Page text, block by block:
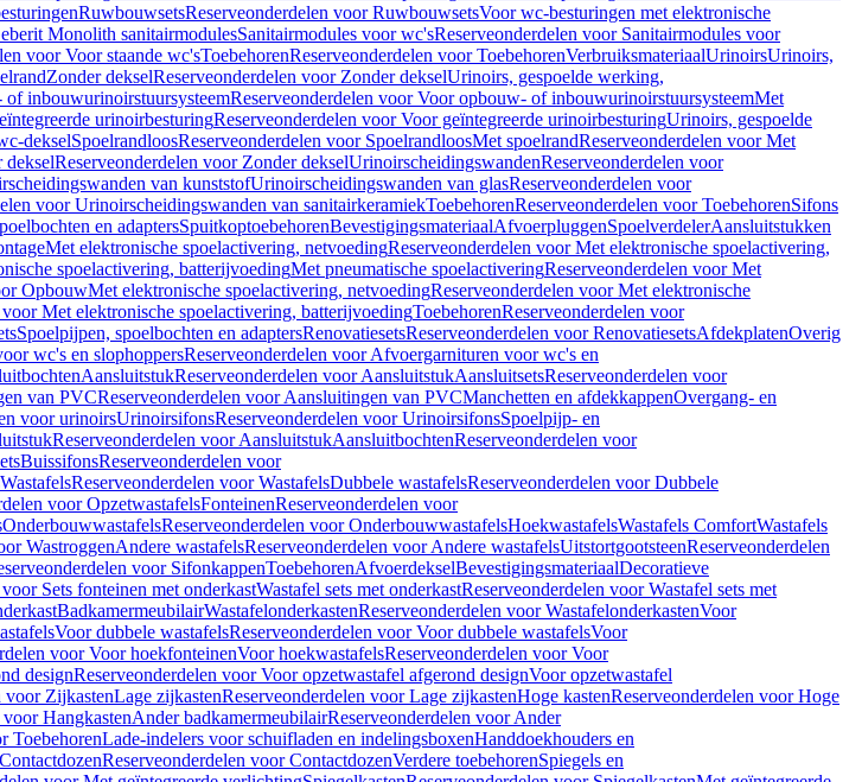
RuwbouwsetsReserveonderdelen voor RuwbouwsetsVoor wc-besturingen met elektronische
Monolith sanitairmodulesSanitairmodules voor wc'sReserveonderdelen voor Sanitairmodules voor
voor Voor staande wc'sToebehorenReserveonderdelen voor ToebehorenVerbruiksmateriaalUrinoirsUrinoirs,
Zonder dekselReserveonderdelen voor Zonder dekselUrinoirs, gespoelde werking,
inbouwurinoirstuursysteemReserveonderdelen voor Voor opbouw- of inbouwurinoirstuursysteemMet
urinoirbesturingReserveonderdelen voor Voor geïntegreerde urinoirbesturingUrinoirs, gespoelde
dekselSpoelrandloosReserveonderdelen voor SpoelrandloosMet spoelrandReserveonderdelen voor Met
dekselReserveonderdelen voor Zonder dekselUrinoirscheidingswandenReserveonderdelen voor
van kunststofUrinoirscheidingswanden van glasReserveonderdelen voor
voor Urinoirscheidingswanden van sanitairkeramiekToebehorenReserveonderdelen voor ToebehorenSifons
en adaptersSpuitkoptoebehorenBevestigingsmateriaalAfvoerpluggenSpoelverdelerAansluitstukken
Met elektronische spoelactivering, netvoedingReserveonderdelen voor Met elektronische spoelactivering,
spoelactivering, batterijvoedingMet pneumatische spoelactiveringReserveonderdelen voor Met
OpbouwMet elektronische spoelactivering, netvoedingReserveonderdelen voor Met elektronische
Met elektronische spoelactivering, batterijvoedingToebehorenReserveonderdelen voor
Spoelpijpen, spoelbochten en adaptersRenovatiesetsReserveonderdelen voor RenovatiesetsAfdekplatenOverig
wc's en slophoppersReserveonderdelen voor Afvoergarnituren voor wc's en
AansluitstukReserveonderdelen voor AansluitstukAansluitsetsReserveonderdelen voor
van PVCReserveonderdelen voor Aansluitingen van PVCManchetten en afdekkappenOvergang- en
voor urinoirsUrinoirsifonsReserveonderdelen voor UrinoirsifonsSpoelpijp- en
Reserveonderdelen voor AansluitstukAansluitbochtenReserveonderdelen voor
BuissifonsReserveonderdelen voor
WastafelsReserveonderdelen voor WastafelsDubbele wastafelsReserveonderdelen voor Dubbele
voor OpzetwastafelsFonteinenReserveonderdelen voor
OnderbouwwastafelsReserveonderdelen voor OnderbouwwastafelsHoekwastafelsWastafels ComfortWastafels
WastroggenAndere wastafelsReserveonderdelen voor Andere wastafelsUitstortgootsteenReserveonderdelen
voor SifonkappenToebehorenAfvoerdekselBevestigingsmateriaalDecoratieve
Sets fonteinen met onderkastWastafel sets met onderkastReserveonderdelen voor Wastafel sets met
BadkamermeubilairWastafelonderkastenReserveonderdelen voor WastafelonderkastenVoor
Voor dubbele wastafelsReserveonderdelen voor Voor dubbele wastafelsVoor
voor Voor hoekfonteinenVoor hoekwastafelsReserveonderdelen voor Voor
designReserveonderdelen voor Voor opzetwastafel afgerond designVoor opzetwastafel
voor ZijkastenLage zijkastenReserveonderdelen voor Lage zijkastenHoge kastenReserveonderdelen voor Hoge
HangkastenAnder badkamermeubilairReserveonderdelen voor Ander
ToebehorenLade-indelers voor schuifladen en indelingsboxenHanddoekhouders en
ContactdozenReserveonderdelen voor ContactdozenVerdere toebehorenSpiegels en